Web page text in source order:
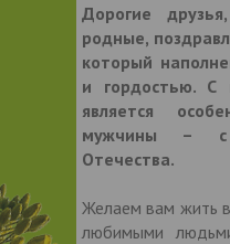
Дорогие
родные,
который
и гордостью. С
является
мужчины – с
Отечества.
Желаем вам жить
любимыми